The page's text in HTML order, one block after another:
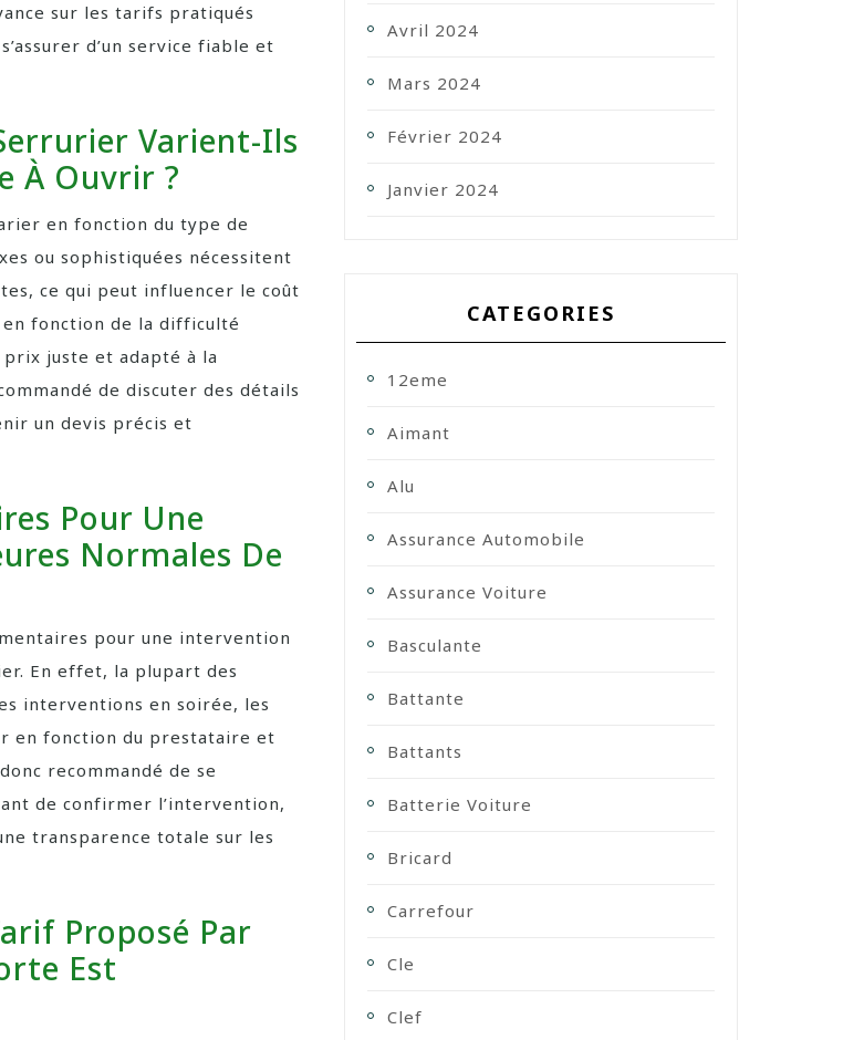
sur les tarifs pratiqués
d’un service fiable et
Varient-Ils
À Ouvrir ?
en fonction du type de
ou sophistiquées nécessitent
ce qui peut influencer le coût
fonction de la difficulté
juste et adapté à la
de discuter des détails
un devis précis et
Pour Une
Normales De
pour une intervention
En effet, la plupart des
interventions en soirée, les
en fonction du prestataire et
recommandé de se
de confirmer l’intervention,
transparence totale sur les
Proposé Par
Est
Avril 2024
Mars 2024
Février 2024
Janvier 2024
CATEGORIES
12eme
Aimant
Alu
Assurance Automobile
Assurance Voiture
Basculante
Battante
Battants
Batterie Voiture
Bricard
Carrefour
Cle
Clef